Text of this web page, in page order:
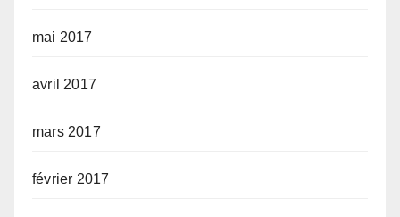
mai 2017
avril 2017
mars 2017
février 2017